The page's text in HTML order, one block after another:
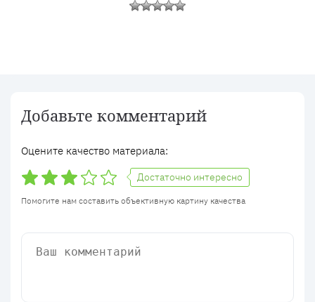
Добавьте комментарий
Оцените качество материала:
Достаточно интересно
Помогите нам составить объективную картину качества